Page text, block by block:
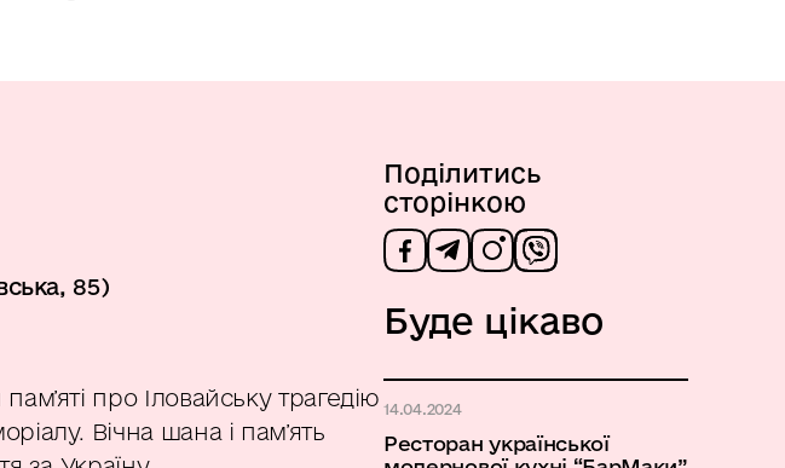
85)
про Іловайську трагедію
Вічна шана і пам’ять
Поділитись
сторінкою
Буде цікаво
14.04.2024
Ресторан української